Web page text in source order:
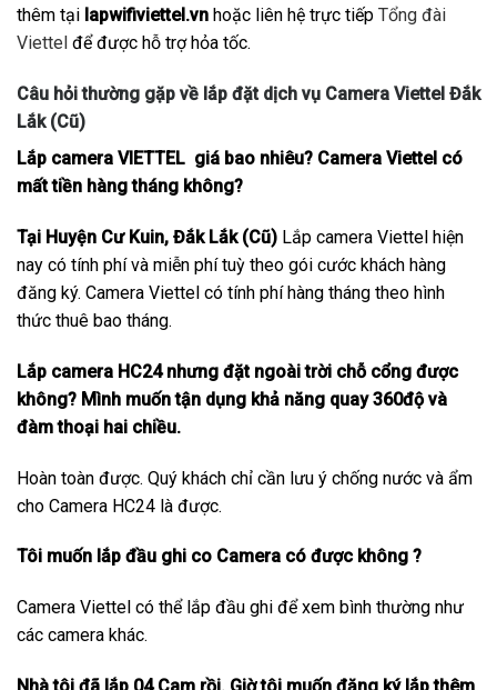
thêm tại lapwifiviettel.vn hoặc liên hệ trực tiếp Tổng đài
Viettel để được hỗ trợ hỏa tốc.
Câu hỏi thường gặp về lắp đặt dịch vụ Camera Viettel Đắk
Lắk (Cũ)
Lắp camera VIETTEL giá bao nhiêu? Camera Viettel có
mất tiền hàng tháng không?
Tại Huyện Cư Kuin, Đắk Lắk (Cũ) Lắp camera Viettel hiện
nay có tính phí và miễn phí tuỳ theo gói cước khách hàng
đăng ký. Camera Viettel có tính phí hàng tháng theo hình
thức thuê bao tháng.
Lắp camera HC24 nhưng đặt ngoài trời chỗ cổng được
không? Mình muốn tận dụng khả năng quay 360độ và
đàm thoại hai chiều.
Hoàn toàn được. Quý khách chỉ cần lưu ý chống nước và ẩm
cho Camera HC24 là được.
Tôi muốn lắp đầu ghi co Camera có được không ?
Camera Viettel có thể lắp đầu ghi để xem bình thường như
các camera khác.